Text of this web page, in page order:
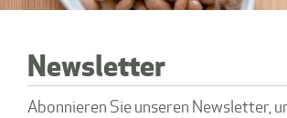
Newsletter
Abonnieren Sie unseren Newsletter,